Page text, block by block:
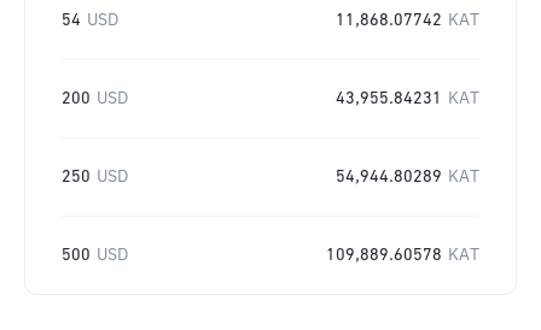
54 USD 11,868.07742 KAT
200 USD 43,955.84231 KAT
250 USD 54,944.80289 KAT
500 USD 109,889.60578 KAT